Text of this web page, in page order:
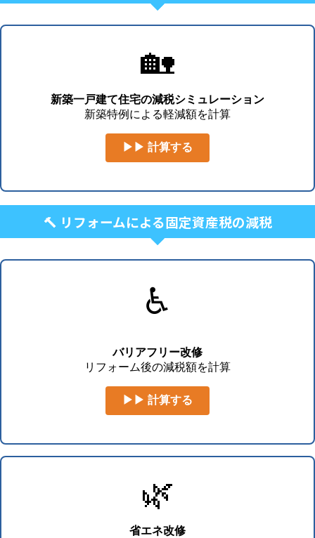
🏡
新築一戸建て住宅の減税シミュレーション
新築特例による軽減額を計算
▶▶ 計算する
🔨 リフォームによる固定資産税の減税
♿
バリアフリー改修
リフォーム後の減税額を計算
▶▶ 計算する
🌿
省エネ改修